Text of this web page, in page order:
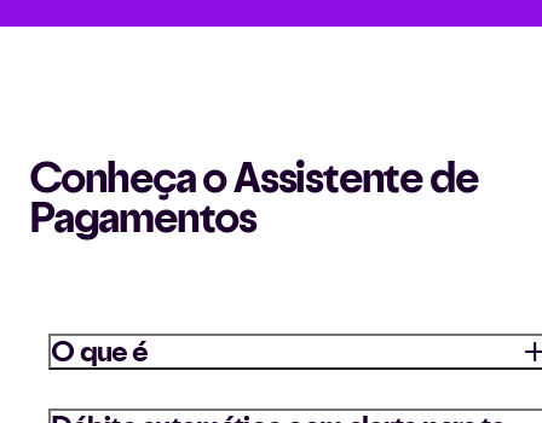
Conheça o Assistente de
Pagamentos
O que é
O Assistente de Pagamentos é seu assistente pessoal